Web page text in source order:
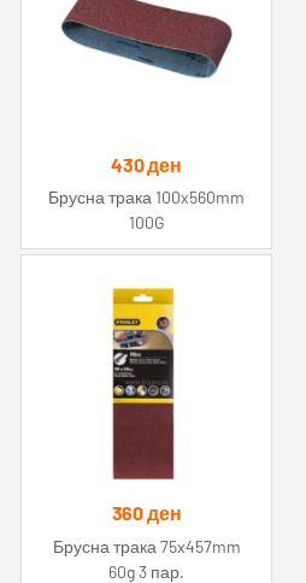
430ден
Брусна трака 100x560mm
100G
360ден
Брусна трака 75x457mm
60g 3 пар.